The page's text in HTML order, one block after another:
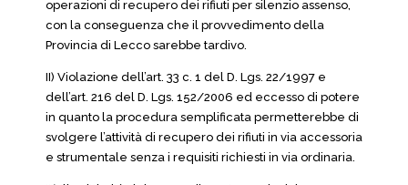
operazioni di recupero dei rifiuti per silenzio assenso,
con la conseguenza che il provvedimento della
Provincia di Lecco sarebbe tardivo.
II) Violazione dell’art. 33 c. 1 del D. Lgs. 22/1997 e
dell’art. 216 del D. Lgs. 152/2006 ed eccesso di potere
in quanto la procedura semplificata permetterebbe di
svolgere l’attività di recupero dei rifiuti in via accessoria
e strumentale senza i requisiti richiesti in via ordinaria.